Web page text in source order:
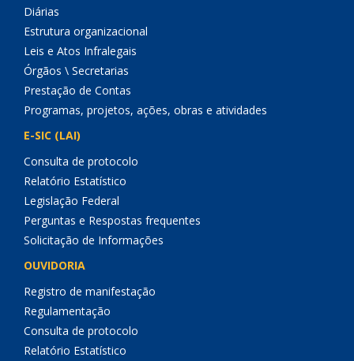
Diárias
Estrutura organizacional
Leis e Atos Infralegais
Órgãos \ Secretarias
Prestação de Contas
Programas, projetos, ações, obras e atividades
E-SIC (LAI)
Consulta de protocolo
Relatório Estatístico
Legislação Federal
Perguntas e Respostas frequentes
Solicitação de Informações
OUVIDORIA
Registro de manifestação
Regulamentação
Consulta de protocolo
Relatório Estatístico